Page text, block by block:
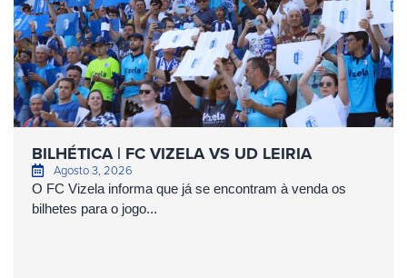
BILHÉTICA | FC VIZELA VS UD LEIRIA
Agosto 3, 2026
O FC Vizela informa que já se encontram à venda os
bilhetes para o jogo...